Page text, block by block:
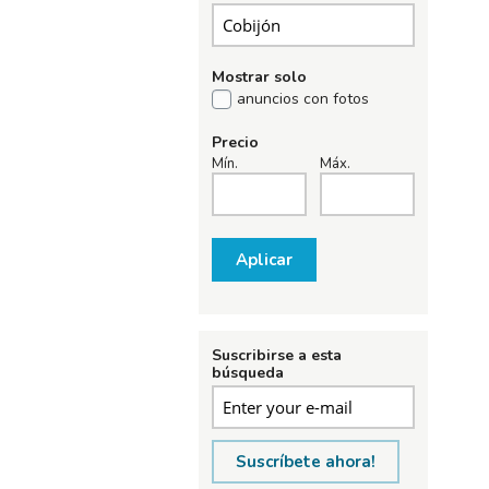
Mostrar solo
anuncios con fotos
Precio
Mín. Máx.
Aplicar
Suscribirse a esta
búsqueda
Suscríbete ahora!